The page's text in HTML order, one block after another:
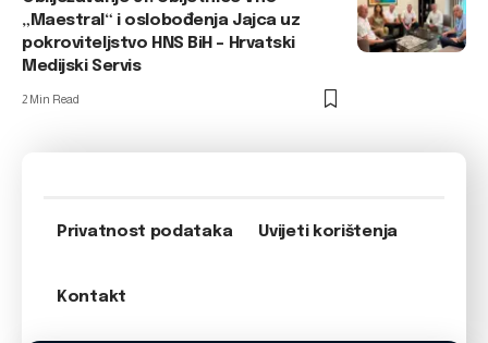
„Maestral“ i oslobođenja Jajca uz
pokroviteljstvo HNS BiH – Hrvatski
Medijski Servis
2 Min Read
Privatnost podataka Uvijeti korištenja
Kontakt